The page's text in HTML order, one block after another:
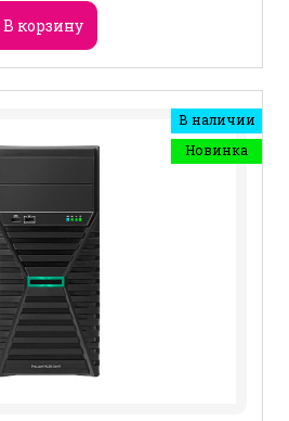
В корзину
В наличии
Новинка